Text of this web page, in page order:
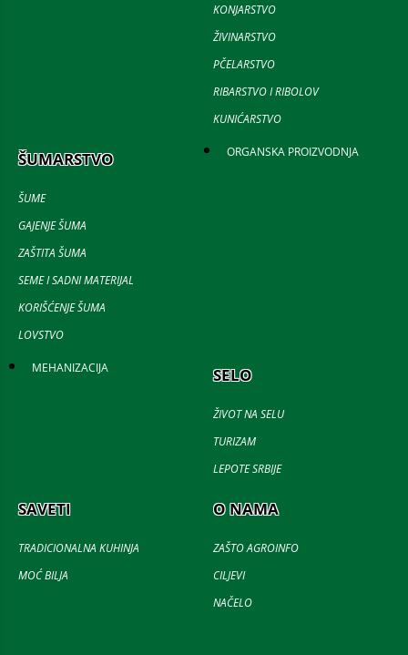
KONJARSTVO
ŽIVINARSTVO
PČELARSTVO
RIBARSTVO I RIBOLOV
KUNIĆARSTVO
ŠUMARSTVO
ŠUME
GAJENJE ŠUMA
ZAŠTITA ŠUMA
SEME I SADNI MATERIJAL
KORIŠĆENJE ŠUMA
LOVSTVO
ORGANSKA PROIZVODNJA
MEHANIZACIJA SELO
ŽIVOT NA SELU
TURIZAM
LEPOTE SRBIJE
SAVETI
TRADICIONALNA KUHINJA
MOĆ BILJA
O NAMA
ZAŠTO AGROINFO
CILJEVI
NAČELO